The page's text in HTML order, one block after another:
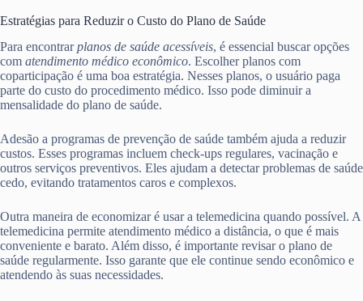
Estratégias para Reduzir o Custo do Plano de Saúde
Para encontrarplanos de saúde acessíveis, é essencial buscar opções
com atendimento médico econômico. Escolher planos com
coparticipação é uma boa estratégia. Nesses planos, o usuário paga
parte do custo do procedimento médico. Isso pode diminuir a
mensalidade do plano de saúde.
Adesão a programas de prevenção de saúde também ajuda a reduzir
custos. Esses programas incluem check-ups regulares, vacinação e
outros serviços preventivos. Eles ajudam a detectar problemas de saúde
cedo, evitando tratamentos caros e complexos.
Outra maneira de economizar é usar a telemedicina quando possível. A
telemedicina permite atendimento médico a distância, o que é mais
conveniente e barato. Além disso, é importante revisar o plano de
saúde regularmente. Isso garante que ele continue sendo econômico e
atendendo às suas necessidades.